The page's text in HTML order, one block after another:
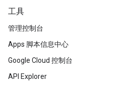
工具
管理控制台
Apps 脚本信息中心
Google Cloud 控制台
API Explorer